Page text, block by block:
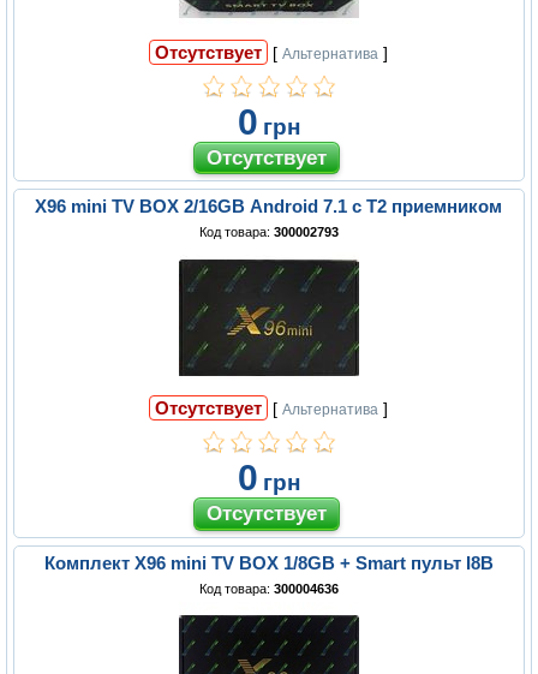
Отсутствует [Альтернатива ]
0 грн
X96 mini TV BOX 2/16GB Android 7.1 с Т2 приемником
Код товара: 300002793
Отсутствует [Альтернатива ]
0 грн
Комплект X96 mini TV BOX 1/8GB + Smart пульт I8B
Код товара: 300004636